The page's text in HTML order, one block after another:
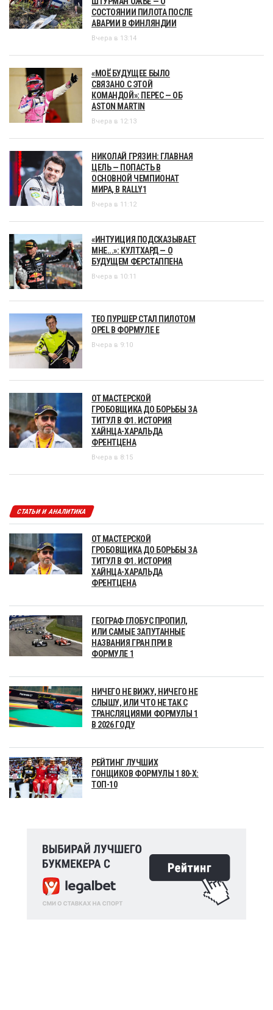
СОСТОЯНИИ ПИЛОТА ПОСЛЕ
АВАРИИ В ФИНЛЯНДИИ
Вчера в 13:14
«МОЁ БУДУЩЕЕ БЫЛО
СВЯЗАНО С ЭТОЙ
КОМАНДОЙ»: ПЕРЕС — ОБ
ASTON MARTIN
Вчера в 12:13
НИКОЛАЙ ГРЯЗИН: ГЛАВНАЯ
ЦЕЛЬ — ПОПАСТЬ В
ОСНОВНОЙ ЧЕМПИОНАТ
МИРА, В RALLY1
Вчера в 11:12
«ИНТУИЦИЯ ПОДСКАЗЫВАЕТ
МНЕ...»: КУЛТХАРД — О
БУДУЩЕМ ФЕРСТАППЕНА
Вчера в 10:11
ТЕО ПУРШЕР СТАЛ ПИЛОТОМ
OPEL В ФОРМУЛЕ Е
Вчера в 9:10
ОТ МАСТЕРСКОЙ
ГРОБОВЩИКА ДО БОРЬБЫ ЗА
ТИТУЛ В Ф1. ИСТОРИЯ
ХАЙНЦА-ХАРАЛЬДА
ФРЕНТЦЕНА
Вчера в 8:15
СТАТЬИ И АНАЛИТИКА
ОТ МАСТЕРСКОЙ
ГРОБОВЩИКА ДО БОРЬБЫ ЗА
ТИТУЛ В Ф1. ИСТОРИЯ
ХАЙНЦА-ХАРАЛЬДА
ФРЕНТЦЕНА
ГЕОГРАФ ГЛОБУС ПРОПИЛ,
ИЛИ САМЫЕ ЗАПУТАННЫЕ
НАЗВАНИЯ ГРАН ПРИ В
ФОРМУЛЕ 1
НИЧЕГО НЕ ВИЖУ, НИЧЕГО НЕ
СЛЫШУ, ИЛИ ЧТО НЕ ТАК С
ТРАНСЛЯЦИЯМИ ФОРМУЛЫ 1
В 2026 ГОДУ
РЕЙТИНГ ЛУЧШИХ
ГОНЩИКОВ ФОРМУЛЫ 1 80-Х:
ТОП-10